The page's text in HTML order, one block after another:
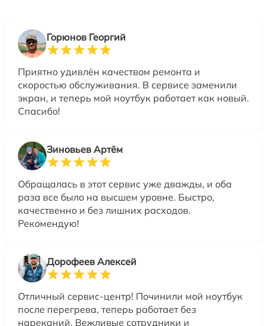
Горюнов Георгий
Приятно удивлён качеством ремонта и
скоростью обслуживания. В сервисе заменили
экран, и теперь мой ноутбук работает как новый.
Спасибо!
Зиновьев Артём
Обращалась в этот сервис уже дважды, и оба
раза все было на высшем уровне. Быстро,
качественно и без лишних расходов.
Рекомендую!
Дорофеев Алексей
Отличный сервис-центр! Починили мой ноутбук
после перегрева, теперь работает без
нареканий. Вежливые сотрудники и